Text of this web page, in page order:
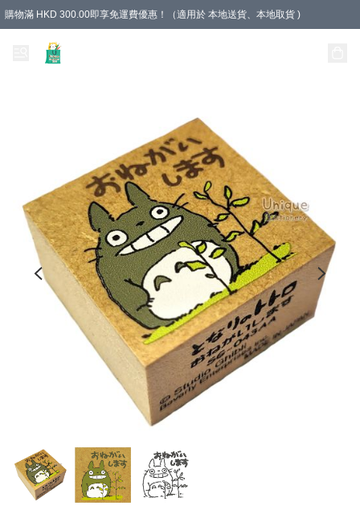
購物滿 HKD 300.00即享免運費優惠！（適用於 本地送貨、本地取貨 )